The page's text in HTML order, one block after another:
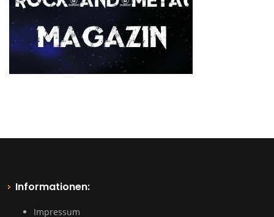
Informationen:
Impressum